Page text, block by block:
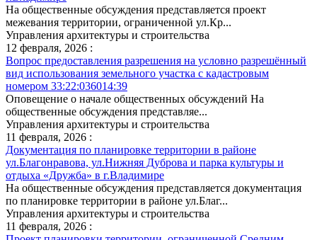
На общественные обсуждения представляется проект
межевания территории, ограниченной ул.Кр...
Управления архитектуры и строительства
12 февраля, 2026 :
Вопрос предоставления разрешения на условно разрешённый
вид использования земельного участка с кадастровым
номером 33:22:036014:39
Оповещение о начале общественных обсуждений На
общественные обсуждения представляе...
Управления архитектуры и строительства
11 февраля, 2026 :
Документация по планировке территории в районе
ул.Благонравова, ул.Нижняя Дуброва и парка культуры и
отдыха «Дружба» в г.Владимире
На общественные обсуждения представляется документация
по планировке территории в районе ул.Благ...
Управления архитектуры и строительства
11 февраля, 2026 :